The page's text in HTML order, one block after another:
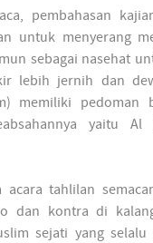
pembahasan
untuk menyerang
sebagai nasehat
lebih jernih dan
memiliki pedoman
yaitu Al
acara tahlilan
dan kontra di
sejati yang selalu